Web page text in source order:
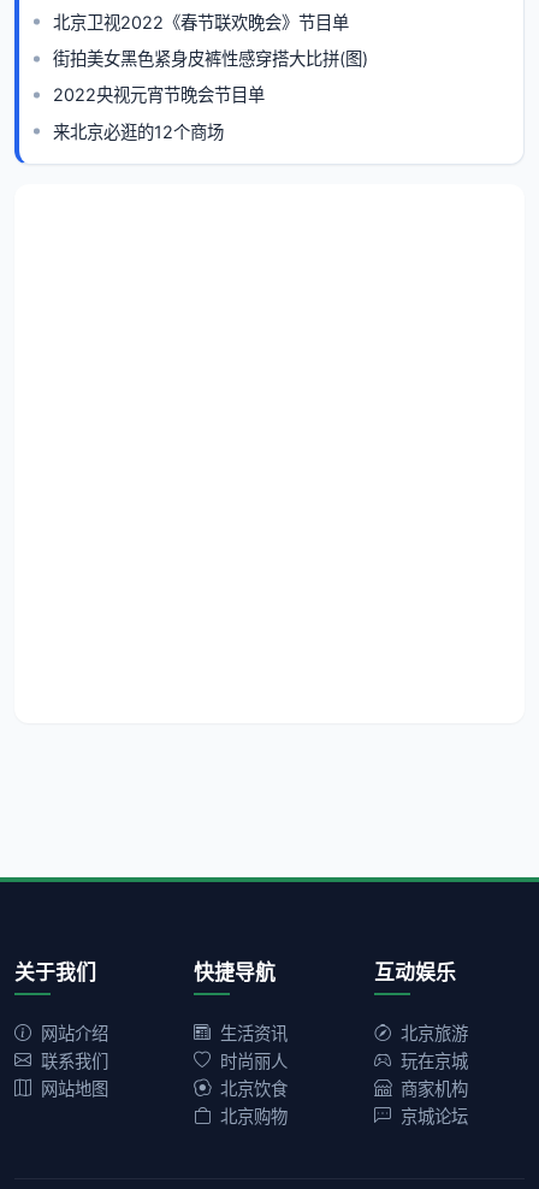
北京卫视2022《春节联欢晚会》节目单
街拍美女黑色紧身皮裤性感穿搭大比拼(图)
2022央视元宵节晚会节目单
来北京必逛的12个商场
关于我们
网站介绍
联系我们
网站地图
快捷导航
生活资讯
时尚丽人
北京饮食
北京购物
互动娱乐
北京旅游
玩在京城
商家机构
京城论坛